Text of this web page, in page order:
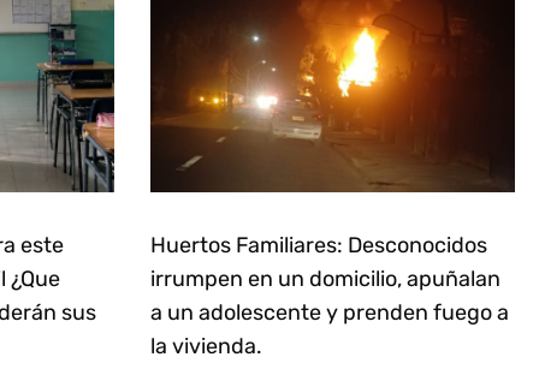
este
¿Que
sus
Huertos Familiares: Desconocidos
irrumpen en un domicilio, apuñalan
a un adolescente y prenden fuego a
la vivienda.